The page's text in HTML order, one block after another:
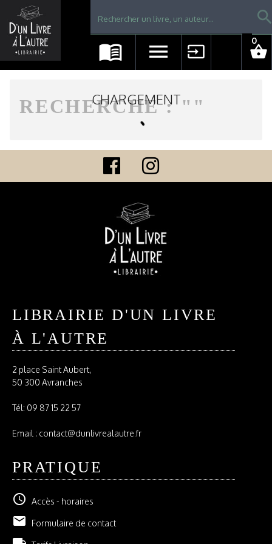
Librairie D'un livre à l'autre - Avranches
menu_book menu input shopping_basket
0
RECHERCHE : " "
CHARGEMENT
LIBRAIRIE D'UN LIVRE
À L'AUTRE
2 place Saint Aubert,
50 300 Avranches
Tél: 09 87 15 22 57
Email : contact@dunlivrealautre.fr
PRATIQUE
schedule Accès - horaires
email Formulaire de contact